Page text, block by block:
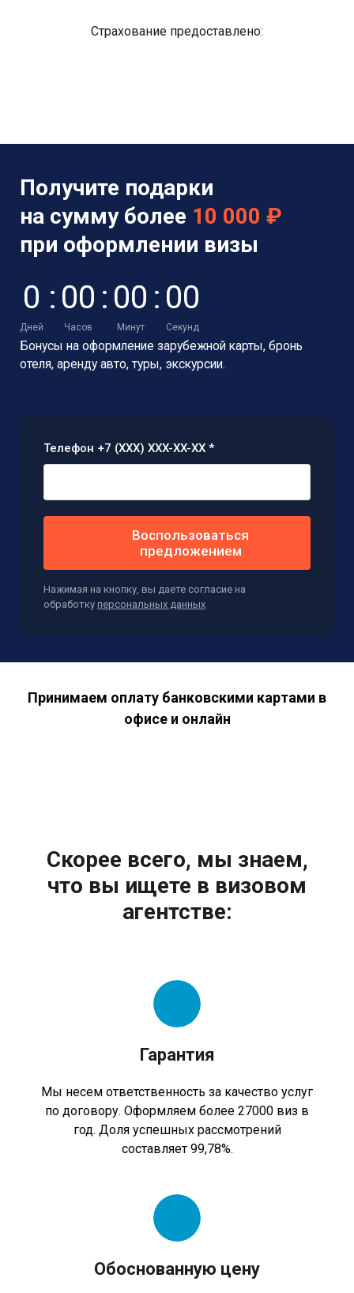
Страхование предоставлено:
Получите подарки
на сумму более 10 000 ₽
при оформлении визы
0
Дней
: 00
Часов
: 00
Минут
: 00
Секунд
Бонусы на оформление зарубежной карты, бронь
отеля, аренду авто, туры, экскурсии.
Телефон +7 (XXX) XXX-XX-XX *
Воспользоваться
предложением
Нажимая на кнопку, вы даете согласие на
обработку персональных данных
Принимаем оплату банковскими картами в
офисе и онлайн
Скорее всего, мы знаем,
что вы ищете в визовом
агентстве:
Гарантия
Мы несем ответственность за качество услуг
по договору. Оформляем более 27000 виз в
год. Доля успешных рассмотрений
составляет 99,78%.
Обоснованную цену